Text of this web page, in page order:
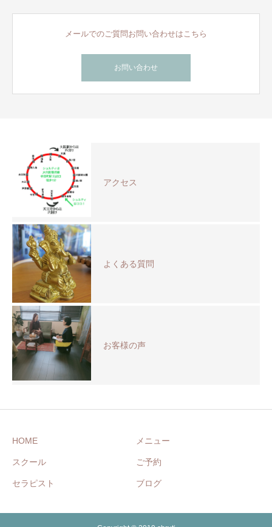
メールでのご質問お問い合わせはこちら
お問い合わせ
アクセス
よくある質問
お客様の声
HOME メニュー
スクール ご予約
セラピスト ブログ